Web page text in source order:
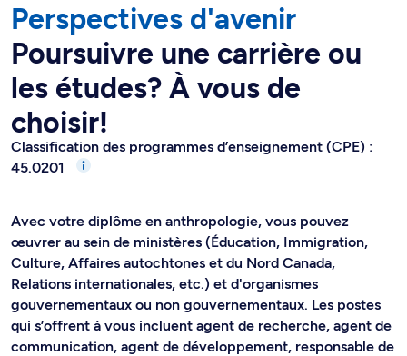
Perspectives d'avenir
Poursuivre une carrière ou
les études? À vous de
choisir!
Classification des programmes d’enseignement (CPE) :
45.0201
Avec votre diplôme en anthropologie, vous pouvez
œuvrer au sein de ministères (Éducation, Immigration,
Culture, Affaires autochtones et du Nord Canada,
Relations internationales, etc.) et d'organismes
gouvernementaux ou non gouvernementaux. Les postes
qui s’offrent à vous incluent agent de recherche, agent de
communication, agent de développement, responsable de